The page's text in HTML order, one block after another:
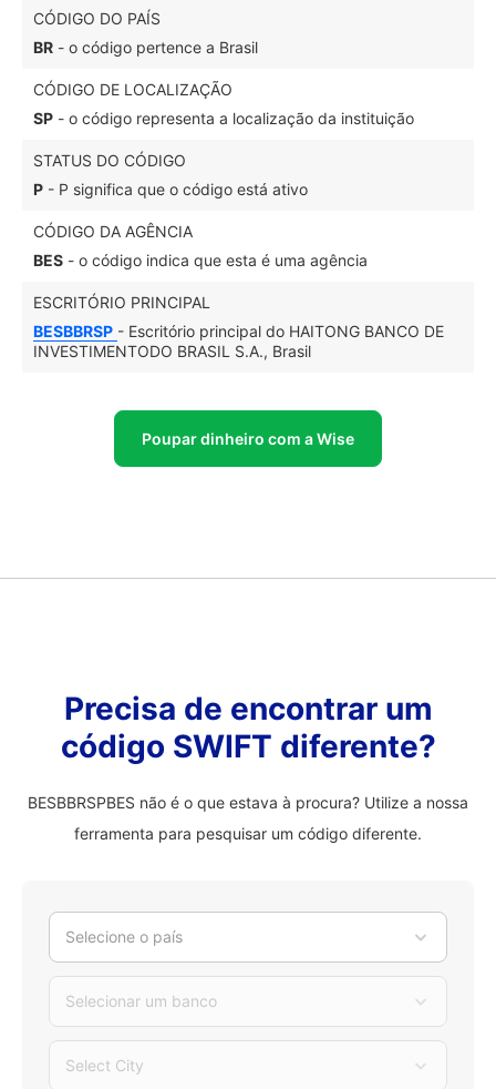
CÓDIGO DO PAÍS
BR - o código pertence a Brasil
CÓDIGO DE LOCALIZAÇÃO
SP - o código representa a localização da instituição
STATUS DO CÓDIGO
P - P significa que o código está ativo
CÓDIGO DA AGÊNCIA
BES - o código indica que esta é uma agência
ESCRITÓRIO PRINCIPAL
BESBBRSP - Escritório principal do HAITONG BANCO DE
INVESTIMENTODO BRASIL S.A., Brasil
Poupar dinheiro com a Wise
Precisa de encontrar um
código SWIFT diferente?
BESBBRSPBES não é o que estava à procura? Utilize a nossa
ferramenta para pesquisar um código diferente.
Selecione o país
Selecionar um banco
Select City